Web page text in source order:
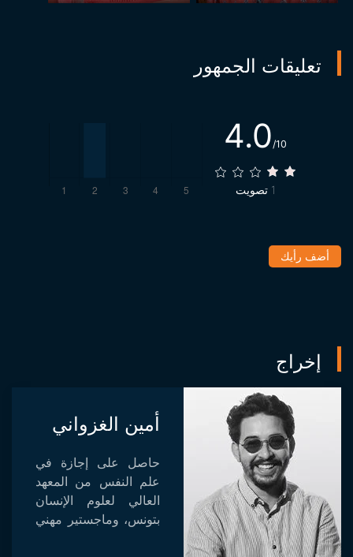
تعليقات الجمهور
4.0/10
تصويت
أضف رأيك
إخراج
أمين الغزواني
حاصل على إجازة في
علم النفس من المعهد
العالي لعلوم الإنسان
بتونس، وماجستير مهني